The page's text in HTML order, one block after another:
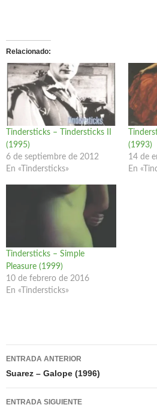
Relacionado
Tindersticks – Tindersticks II
(1995)
6 de septiembre de 2012
En «Tindersticks»
(1993)
14 de
En
Tindersticks – Simple
Pleasure (1999)
10 de febrero de 2016
En «Tindersticks»
Navegación
de
entradas
ENTRADA ANTERIOR
Suarez – Galope (1996)
ENTRADA SIGUIENTE